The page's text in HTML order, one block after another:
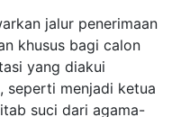
jalur penerimaan
khusus bagi calon
yang diakui
seperti menjadi ketua
suci dari agama-